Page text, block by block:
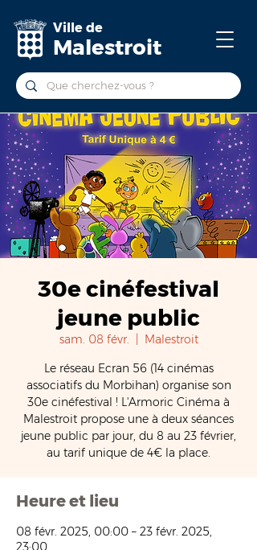
Ville de
Malestroit
30e cinéfestival
jeune public
sam. 08 févr.
Malestroit
Le réseau Ecran 56 (14 cinémas
associatifs du Morbihan) organise son
30e cinéfestival ! L'Armoric Cinéma à
Malestroit propose une à deux séances
jeune public par jour, du 8 au 23 février,
au tarif unique de 4€ la place.
Heure et lieu
08 févr. 2025, 00:00 – 23 févr. 2025,
23:00